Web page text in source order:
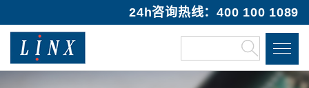
24h咨询热线：400 100 1089